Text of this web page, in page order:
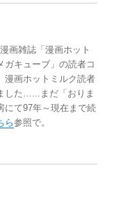
画雑誌「漫画ホット
ガキューブ」の読者コ
漫画ホットミルク読者
した…...まだ「おりま
にて97年～現在まで続
ら参照で。